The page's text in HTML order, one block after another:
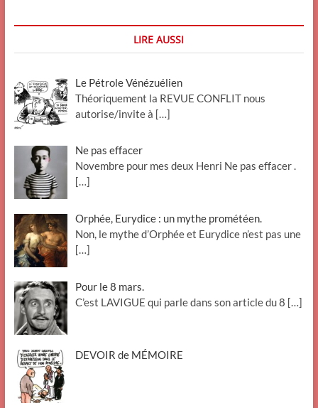
ou
autres
trucs.
LIRE AUSSI
Le Pétrole Vénézuélien
Théoriquement la REVUE CONFLIT nous
autorise/invite à […]
Ne pas effacer
Novembre pour mes deux Henri Ne pas effacer .
[…]
Orphée, Eurydice : un mythe prométéen.
Non, le mythe d’Orphée et Eurydice n’est pas une
[…]
Pour le 8 mars.
C’est LAVIGUE qui parle dans son article du 8 […]
DEVOIR de MÉMOIRE